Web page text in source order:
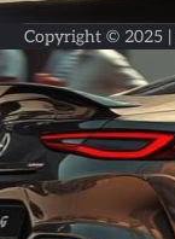
Copyright © 2025 |